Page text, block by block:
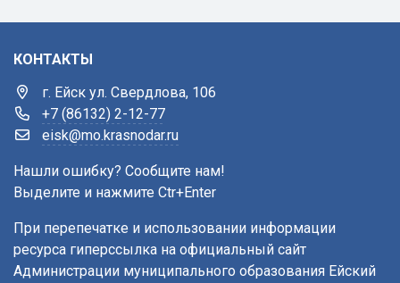
КОНТАКТЫ
г. Ейск ул. Свердлова, 106
+7 (86132) 2-12-77
eisk@mo.krasnodar.ru
Нашли ошибку? Сообщите нам!
Выделите и нажмите Ctr+Enter
При перепечатке и использовании информации
ресурса гиперссылка на официальный сайт
Администрации муниципального образования Ейский